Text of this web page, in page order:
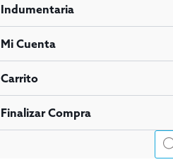
Indumentaria
Mi Cuenta
Carrito
Finalizar Compra
de